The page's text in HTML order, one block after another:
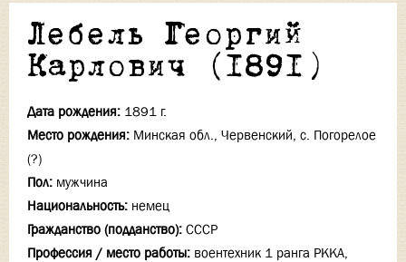
Лебель Георгий
Карлович (1891)
Дата рождения: 1891 г.
Место рождения: Минская обл., Червенский, с. Погорелое
(?)
Пол: мужчина
Национальность: немец
Гражданство (подданство): СССР
Профессия / место работы: воентехник 1 ранга РККА,